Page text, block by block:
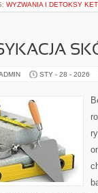
WYZWANIA I DETOKSY
STY - 28 - 2026